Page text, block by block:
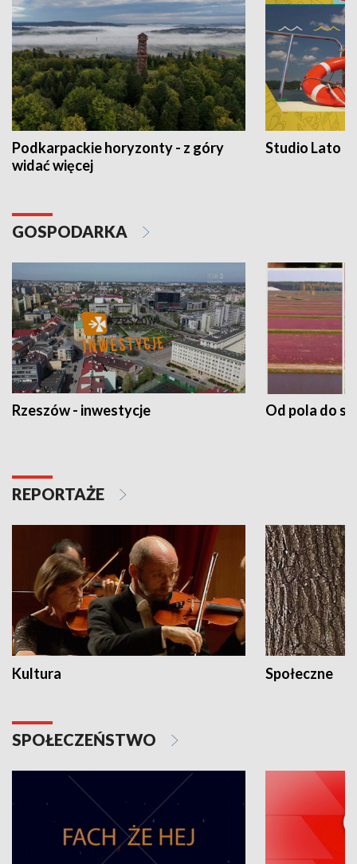
Podkarpackie horyzonty - z góry
widać więcej
Studio Lato
GOSPODARKA
Rzeszów - inwestycje Od pola do
REPORTAŻE
Kultura Społeczne
SPOŁECZEŃSTWO